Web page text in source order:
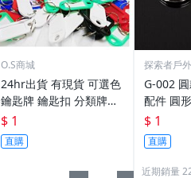
O.S商城
24hr出貨 有現貨 可選色
鑰匙牌 鑰匙扣 分類牌鎖
匙 分類牌 塑膠鑰匙牌 鑰
匙扣 號碼牌 分類牌 標記
鑰匙吊牌 掛牌
$ 1
直購
探索者戶
G-002
配件 圓
鑰匙圈
單個鑰
$ 1
直購
近期銷量